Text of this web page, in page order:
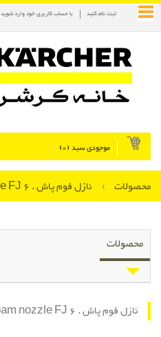
ثبت نام کنید با حساب کاربری خود وارد شوید
موجودی سبد (0
)
محصولات › نازل فوم پاش . Foam nozzle FJ 6
محصولات
نازل فوم پاش . Foam nozzle FJ 6